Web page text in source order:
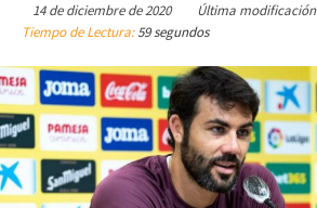
14 de diciembre de 2020 Última modificación
Tiempo de Lectura:59 segundos